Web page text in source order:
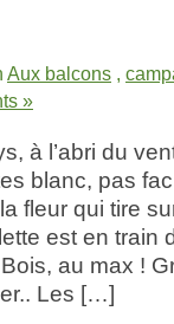
Aux balcons
»
à l’abri du
blanc, pas
fleur qui tire
est en train
au max !
Les […]